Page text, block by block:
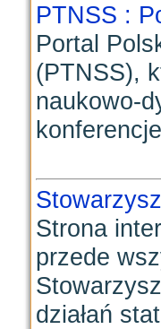
PTNSS :
Portal
(PTNSS),
naukowo-
Strona
przede
działań